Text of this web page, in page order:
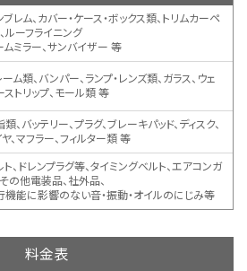
ブレム、カバー・ケース・ボックス類、トリムカーペ
、ルーフライニング
ムミラー、サンバイザー 等
ム類、バンパー、ランプ・レンズ類、ガラス、ウェ
ストリップ、モール類 等
、バッテリー、プラグ、ブレーキパッド、ディスク、
、マフラー、フィルター類 等
ト、ドレンプラグ等、タイミングベルト、エアコンガ
その他電装品、社外品、
機能に影響のない音・振動・オイルのにじみ等
料金表